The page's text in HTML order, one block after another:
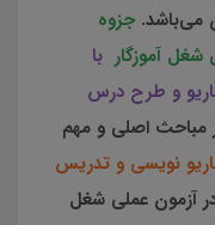
می‌باشد. جزوه
آموزگار با
و طرح درس
مباحث اصلی و مهم
نویسی و تدریس
آزمون عملی شغل